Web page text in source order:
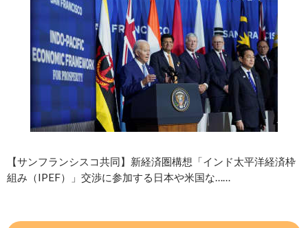
【サンフランシスコ共同】新経済圏構想「インド太平洋経済枠
組み（IPEF）」交渉に参加する日本や米国な……